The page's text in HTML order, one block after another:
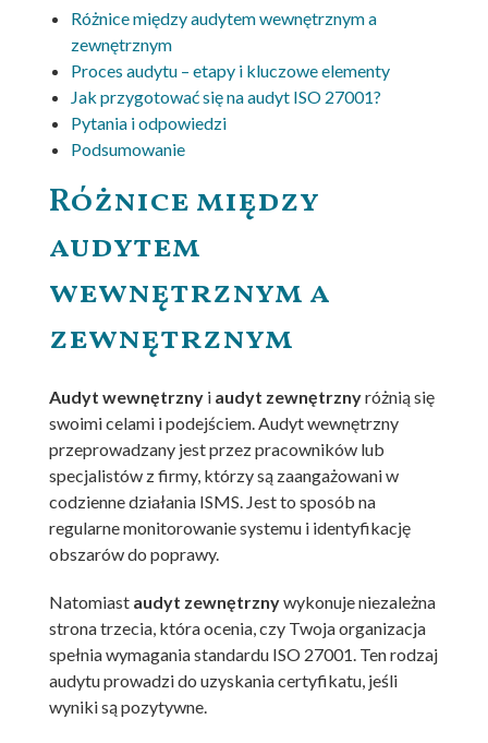
Różnice między audytem wewnętrznym a
zewnętrznym
Proces audytu – etapy i kluczowe elementy
Jak przygotować się na audyt ISO 27001?
Pytania i odpowiedzi
Podsumowanie
Różnice między
audytem
wewnętrznym a
zewnętrznym
Audyt wewnętrzny i audyt zewnętrznyróżnią się
swoimi celami i podejściem. Audyt wewnętrzny
przeprowadzany jest przez pracowników lub
specjalistów z firmy, którzy są zaangażowani w
codzienne działania ISMS. Jest to sposób na
regularne monitorowanie systemu i identyfikację
obszarów do poprawy.
Natomiast audyt zewnętrznywykonuje niezależna
strona trzecia, która ocenia, czy Twoja organizacja
spełnia wymagania standardu ISO 27001. Ten rodzaj
audytu prowadzi do uzyskania certyfikatu, jeśli
wyniki są pozytywne.